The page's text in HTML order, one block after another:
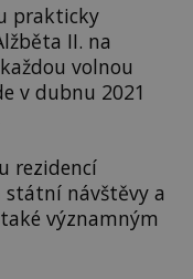
prakticky
II. na
volnou
v dubnu 2021
rezidencí
návštěvy a
významným